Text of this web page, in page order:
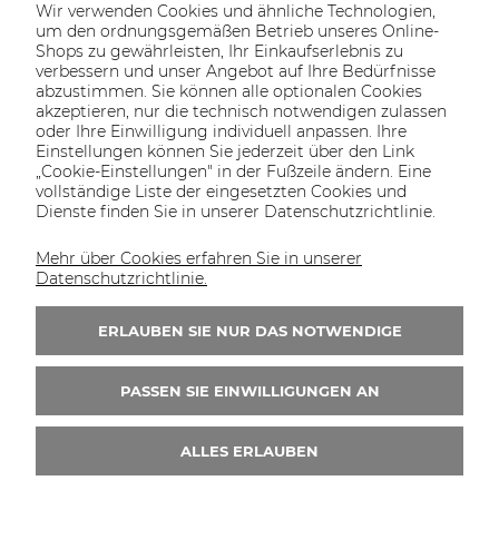
SOLTECH
SHOP
ANGEBOT INFORMATIONEN
KONTAKT
KONTAKT UNS
16:00 Uhr erreichbar.
+49 30 46690082
Wir verwenden Cookies und ähnliche Technologien,
um den ordnungsgemäßen Betrieb unseres Online-
Shops zu gewährleisten, Ihr Einkaufserlebnis zu
verbessern und unser Angebot auf Ihre Bedürfnisse
abzustimmen. Sie können alle optionalen Cookies
akzeptieren, nur die technisch notwendigen zulassen
oder Ihre Einwilligung individuell anpassen. Ihre
Einstellungen können Sie jederzeit über den Link
„Cookie-Einstellungen" in der Fußzeile ändern. Eine
vollständige Liste der eingesetzten Cookies und
Dienste finden Sie in unserer Datenschutzrichtlinie.
Mehr über Cookies erfahren Sie in unserer
Datenschutzrichtlinie.
ERLAUBEN SIE NUR DAS NOTWENDIGE
PASSEN SIE EINWILLIGUNGEN AN
ALLES ERLAUBEN